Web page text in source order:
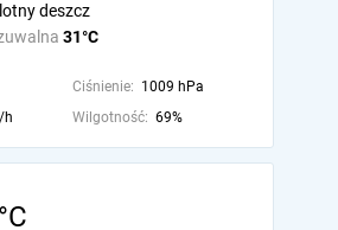
31°C
deszcz
Ciśnienie: 1009 hPa
h Wilgotność: 69%